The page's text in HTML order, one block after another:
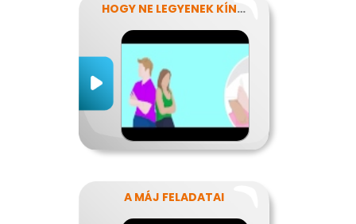
HOGY NE LEGYENEK KÍNOS TITKOK
A MÁJ FELADATAI